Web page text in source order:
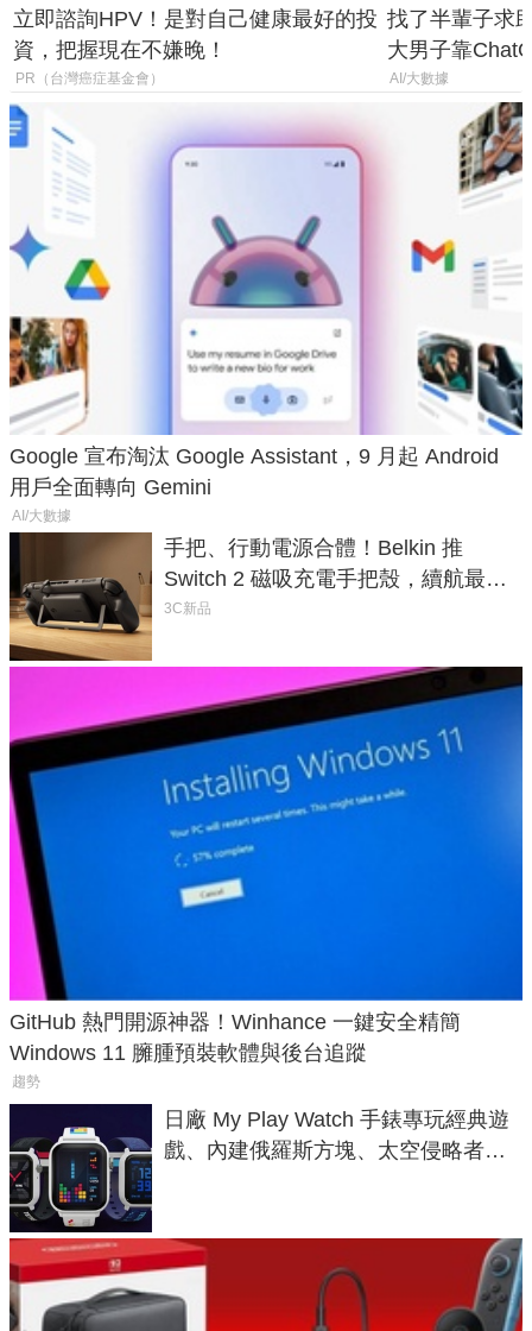
立即諮詢HPV！是對自己健康最好的投
資，把握現在不嫌晚！
PR（台灣癌症基金會）
找了半輩子求
大男子靠
年家人
AI/大數據
Google 宣布淘汰 Google Assistant，9 月起 Android
用戶全面轉向 Gemini
AI/大數據
手把、行動電源合體！Belkin 推
Switch 2 磁吸充電手把殼，續航最高
延長 1.5 倍
3C新品
GitHub 熱門開源神器！Winhance 一鍵安全精簡
Windows 11 臃腫預裝軟體與後台追蹤
趨勢
日廠 My Play Watch 手錶專玩經典遊
戲、內建俄羅斯方塊、太空侵略者，